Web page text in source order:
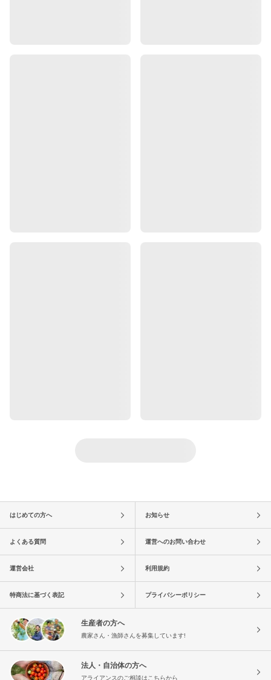
はじめての方へ お知らせ
よくある質問 運営へのお問い合わせ
運営会社 利用規約
特商法に基づく表記 プライバシーポリシー
生産者の方へ
農家さん・漁師さんを募集しています!
法人・自治体の方へ
アライアンスのご相談はこちらから